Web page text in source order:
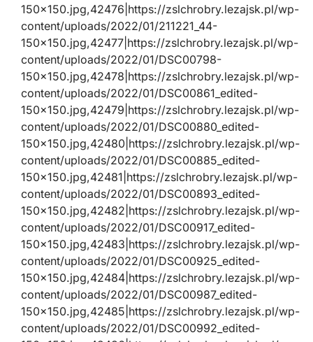
150×150.jpg,42476|https://zslchrobry.lezajsk.pl/wp-
content/uploads/2022/01/211221_44-
150×150.jpg,42477|https://zslchrobry.lezajsk.pl/wp-
content/uploads/2022/01/DSC00798-
150×150.jpg,42478|https://zslchrobry.lezajsk.pl/wp-
content/uploads/2022/01/DSC00861_edited-
150×150.jpg,42479|https://zslchrobry.lezajsk.pl/wp-
content/uploads/2022/01/DSC00880_edited-
150×150.jpg,42480|https://zslchrobry.lezajsk.pl/wp-
content/uploads/2022/01/DSC00885_edited-
150×150.jpg,42481|https://zslchrobry.lezajsk.pl/wp-
content/uploads/2022/01/DSC00893_edited-
150×150.jpg,42482|https://zslchrobry.lezajsk.pl/wp-
content/uploads/2022/01/DSC00917_edited-
150×150.jpg,42483|https://zslchrobry.lezajsk.pl/wp-
content/uploads/2022/01/DSC00925_edited-
150×150.jpg,42484|https://zslchrobry.lezajsk.pl/wp-
content/uploads/2022/01/DSC00987_edited-
150×150.jpg,42485|https://zslchrobry.lezajsk.pl/wp-
content/uploads/2022/01/DSC00992_edited-